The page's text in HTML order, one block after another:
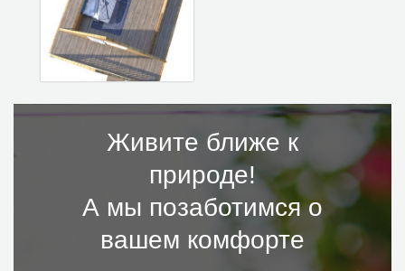
Живите ближе к
природе!
А мы позаботимся о
вашем комфорте